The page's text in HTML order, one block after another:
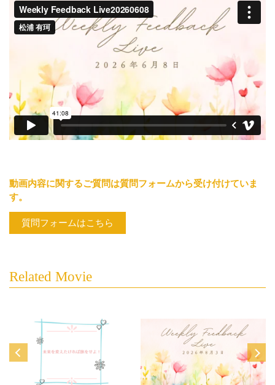
動画内容に関するご質問は質問フォームから受け付けていま
す。
質問フォームはこちら
Related Movie